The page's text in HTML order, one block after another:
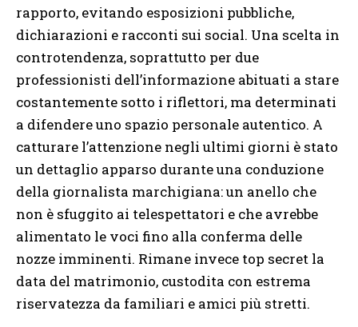
rapporto, evitando esposizioni pubbliche,
dichiarazioni e racconti sui social. Una scelta in
controtendenza, soprattutto per due
professionisti dell’informazione abituati a stare
costantemente sotto i riflettori, ma determinati
a difendere uno spazio personale autentico. A
catturare l’attenzione negli ultimi giorni è stato
un dettaglio apparso durante una conduzione
della giornalista marchigiana: un anello che
non è sfuggito ai telespettatori e che avrebbe
alimentato le voci fino alla conferma delle
nozze imminenti. Rimane invece top secret la
data del matrimonio, custodita con estrema
riservatezza da familiari e amici più stretti.